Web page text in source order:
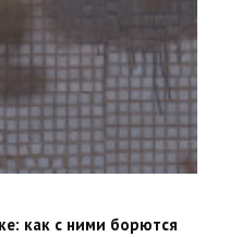
как с ними борются